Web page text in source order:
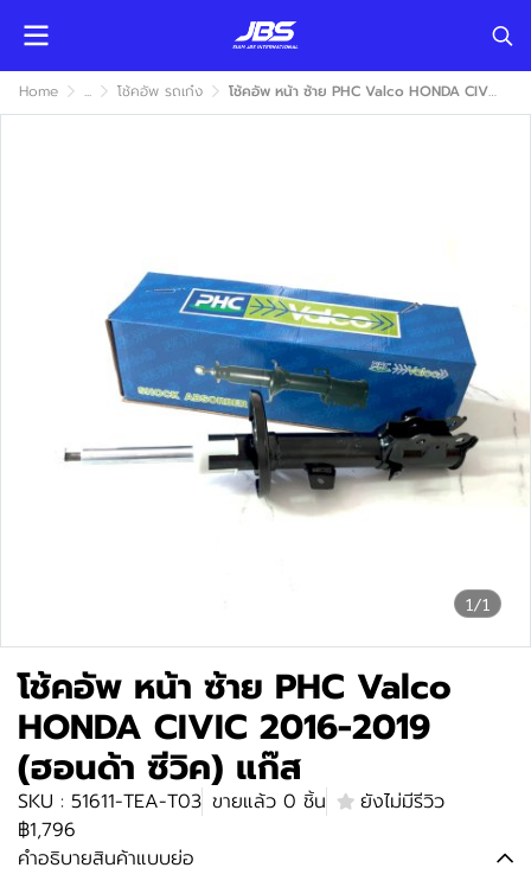
Home ... โช้คอัพ รถเก๋ง โช้คอัพ หน้า ซ้าย PHC Valco HONDA CIVIC 2016-2019 (ฮอนด้า ซีวิค) แก๊ส
1/1
โช้คอัพ หน้า ซ้าย PHC Valco
HONDA CIVIC 2016-2019
(ฮอนด้า ซีวิค) แก๊ส
SKU : 51611-TEA-T03 ขายแล้ว 0 ชิ้น
ยังไม่มีรีวิว
฿1,796
คำอธิบายสินค้าแบบย่อ